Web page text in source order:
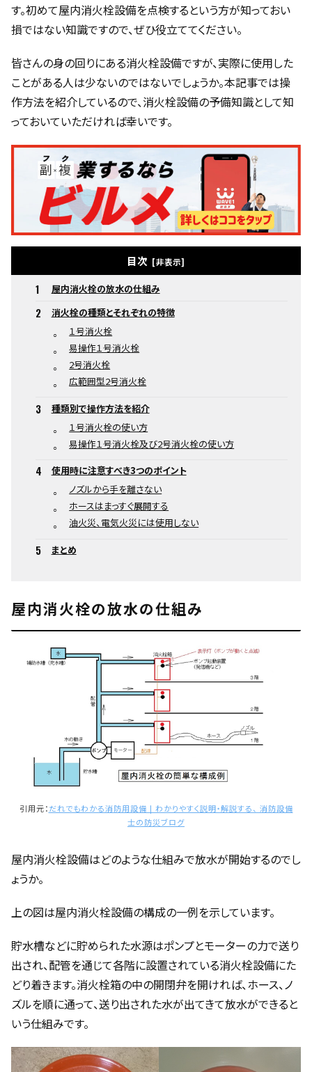
す。初めて屋内消火栓設備を点検するという方が知っておい
損ではない知識ですので、ぜひ役立ててください。
皆さんの身の回りにある消火栓設備ですが、実際に使用した
ことがある人は少ないのではないでしょうか。本記事では操
作方法を紹介しているので、消火栓設備の予備知識として知
っておいていただければ幸いです。
目次
屋内消火栓の放水の仕組み
消火栓の種類とそれぞれの特徴
１号消火栓
易操作１号消火栓
2号消火栓
広範囲型2号消火栓
種類別で操作方法を紹介
１号消火栓の使い方
易操作１号消火栓及び2号消火栓の使い方
使用時に注意すべき3つのポイント
ノズルから手を離さない
ホースはまっすぐ展開する
油火災、電気火災には使用しない
まとめ
屋内消火栓の放水の仕組み
引用元：だれでもわかる消防用設備 | わかりやすく説明・解説する、 消防設備
士の防災ブログ
屋内消火栓設備はどのような仕組みで放水が開始するのでし
ょうか。
上の図は屋内消火栓設備の構成の一例を示しています。
貯水槽などに貯められた水源はポンプとモーターの力で送り
出され、配管を通じて各階に設置されている消火栓設備にた
どり着きます。消火栓箱の中の開閉弁を開ければ、ホース、ノ
ズルを順に通って、送り出された水が出てきて放水ができると
いう仕組みです。